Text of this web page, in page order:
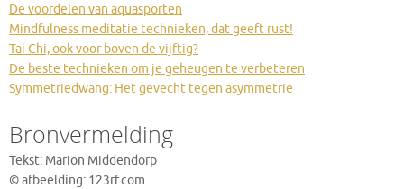
De voordelen van aquasporten
Mindfulness meditatie technieken, dat geeft rust!
Tai Chi, ook voor boven de vijftig?
De beste technieken om je geheugen te verbeteren
Symmetriedwang: Het gevecht tegen asymmetrie
Bronvermelding
Tekst: Marion Middendorp
© afbeelding: 123rf.com